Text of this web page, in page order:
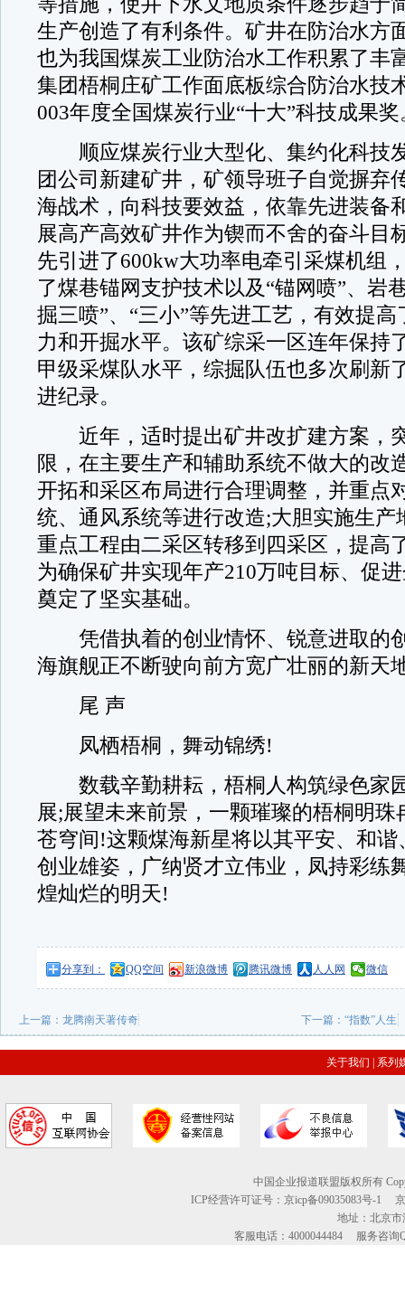
生产创造了有利条件。矿井在防治水方
也为我国煤炭工业防治水工作积累了丰
集团梧桐庄矿工作面底板综合防治水技
003年度全国煤炭行业“十大”科技成果奖
顺应煤炭行业大型化、集约化科技
团公司新建矿井，矿领导班子自觉摒弃
海战术，向科技要效益，依靠先进装备
展高产高效矿井作为锲而不舍的奋斗目
先引进了600kw大功率电牵引采煤机组
了煤巷锚网支护技术以及“锚网喷”、岩
掘三喷”、“三小”等先进工艺，有效提
力和开掘水平。该矿综采一区连年保持
甲级采煤队水平，综掘队伍也多次刷新
进纪录。
近年，适时提出矿井改扩建方案，
限，在主要生产和辅助系统不做大的改
开拓和采区布局进行合理调整，并重点
统、通风系统等进行改造;大胆实施生产
重点工程由二采区转移到四采区，提高
为确保矿井实现年产210万吨目标、促
奠定了坚实基础。
凭借执着的创业情怀、锐意进取的
海旗舰正不断驶向前方宽广壮丽的新天
尾 声
凤栖梧桐，舞动锦绣!
数载辛勤耕耘，梧桐人构筑绿色家
展;展望未来前景，一颗璀璨的梧桐明珠
苍穹间!这颗煤海新星将以其平安、和谐
创业雄姿，广纳贤才立伟业，凤持彩练
煌灿烂的明天!
分享到： QQ空间 新浪微博 腾讯微博 人人网 微信
上一篇： 龙腾南天著传奇 下一篇：“指数”人生
关于我们 系列
中国企业报道联盟版权所有
ICP经营许可证号：京icp备09035083号-1
地址：北京市
客服电话：4000044484 服务咨询